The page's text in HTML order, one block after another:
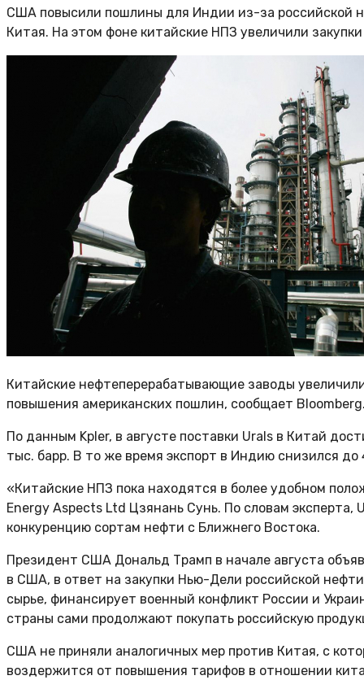
США повысили пошлины для Индии из-за российской
Китая. На этом фоне китайские НПЗ увеличили
Китайские нефтеперерабатывающие заводы
повышения американских пошлин, сообщает
По данным Kpler, в августе поставки Urals в Китай
тыс. барр. В то же время экспорт в Индию снизился
«Китайские НПЗ пока находятся в более удобном
Energy Aspects Ltd Цзянань Сунь. По словам эксперта,
конкуренцию сортам нефти с Ближнего Востока.
Президент США Дональд Трамп в начале августа
в США, в ответ на закупки Нью-Дели российской
сырье, финансирует военный конфликт России и
страны сами продолжают покупать российскую
США не приняли аналогичных мер против Китая, с
воздержится от повышения тарифов в отношении